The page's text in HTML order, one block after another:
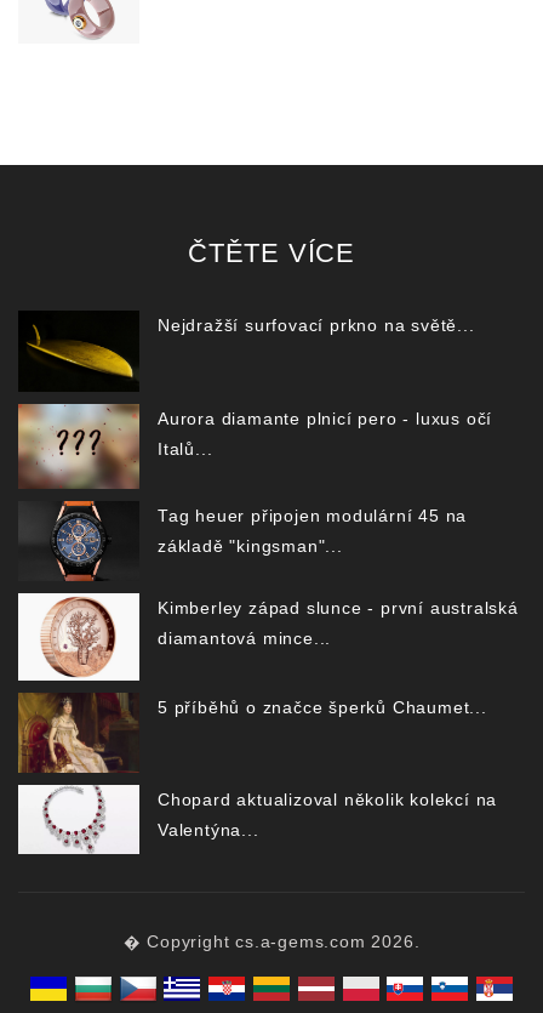
ČTĚTE VÍCE
Nejdražší surfovací prkno na světě...
Aurora diamante plnicí pero - luxus očí
Italů...
Tag heuer připojen modulární 45 na
základě "kingsman"...
Kimberley západ slunce - první australská
diamantová mince...
5 příběhů o značce šperků Chaumet...
Chopard aktualizoval několik kolekcí na
Valentýna...
� Copyright cs.a-gems.com 2026.